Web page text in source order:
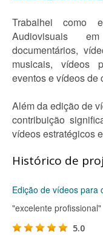
Trabalhei como
Audiovisuais
documentários,
musicais, vídeos
eventos e vídeos de
Além da edição de
contribuição
vídeos estratégicos
Histórico de
Edição de vídeos para
"excelente profissional"
5.0